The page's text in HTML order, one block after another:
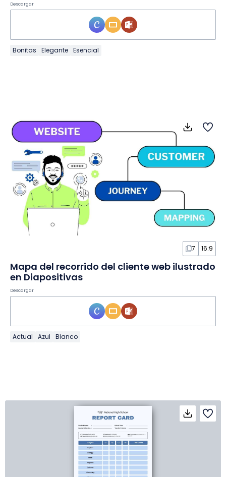
Descargar
Bonitas Elegante Esencial
7 16:9
Mapa del recorrido del cliente web ilustrado
en Diapositivas
Descargar
Actual Azul Blanco